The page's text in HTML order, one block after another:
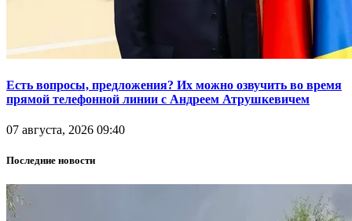
Есть вопросы, предложения? Их можно озвучить во время
прямой телефонной линии с Андреем Атрушкевичем
07 августа, 2026 09:40
Последние новости